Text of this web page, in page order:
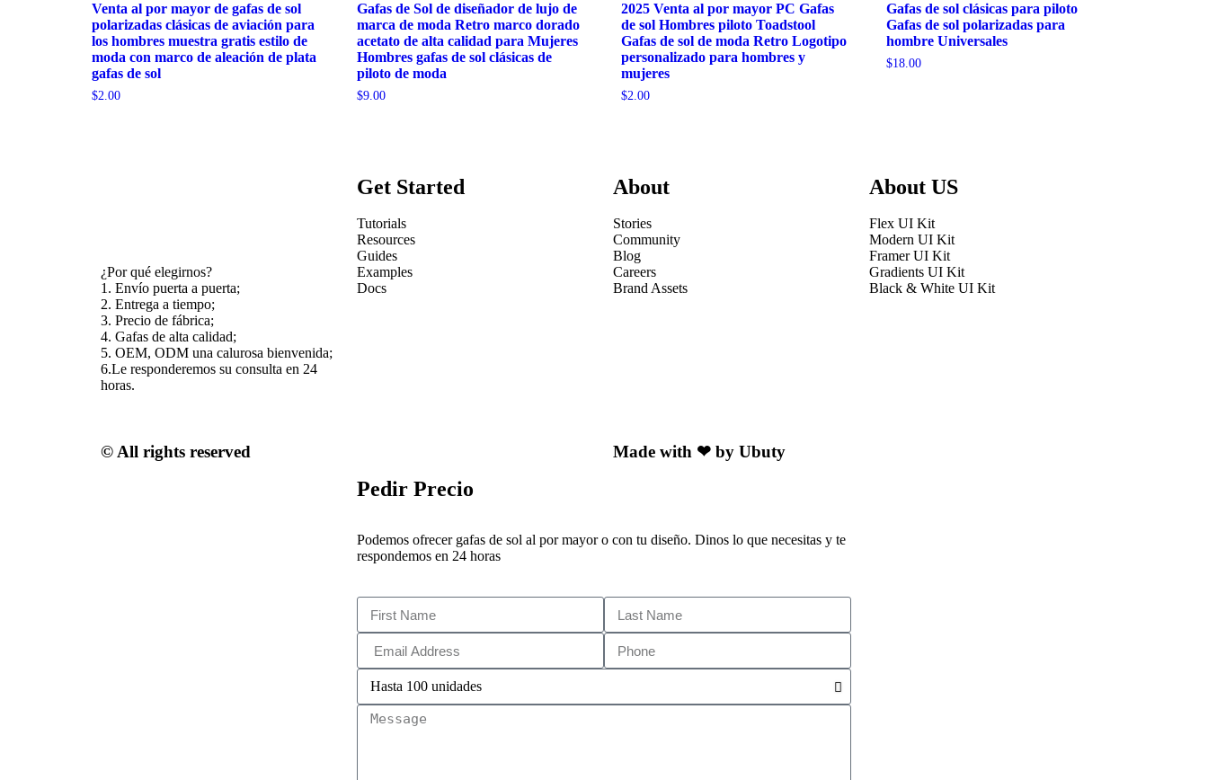
Venta al por mayor de gafas de sol
polarizadas clásicas de aviación para
los hombres muestra gratis estilo de
moda con marco de aleación de plata
gafas de sol
$2.00
Gafas de Sol de diseñador de lujo de
marca de moda Retro marco dorado
acetato de alta calidad para Mujeres
Hombres gafas de sol clásicas de
piloto de moda
$9.00
2025 Venta al por mayor PC Gafas
de sol Hombres piloto Toadstool
Gafas de sol de moda Retro Logotipo
personalizado para hombres y
mujeres
$2.00
Gafas de sol clásicas para piloto
Gafas de sol polarizadas para
hombre Universales
$18.00
¿Por qué elegirnos?
1. Envío puerta a puerta;
2. Entrega a tiempo;
3. Precio de fábrica;
4. Gafas de alta calidad;
5. OEM, ODM una calurosa bienvenida;
6.Le responderemos su consulta en 24
horas.
Get Started
Tutorials
Resources
Guides
Examples
Docs
About
Stories
Community
Blog
Careers
Brand Assets
About US
Flex UI Kit
Modern UI Kit
Framer UI Kit
Gradients UI Kit
Black & White UI Kit
© All rights reserved Made with ❤ by Ubuty
Pedir Precio​
Podemos ofrecer gafas de sol al por mayor o con tu diseño. Dinos lo que necesitas y te
respondemos en 24 horas